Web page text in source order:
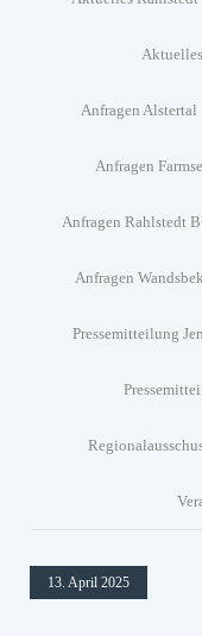
Anfragen Alstertal
Anfragen
Anfragen Rahlstedt
Anfragen Wandsbek
Pressemitteilung
13. April 2025